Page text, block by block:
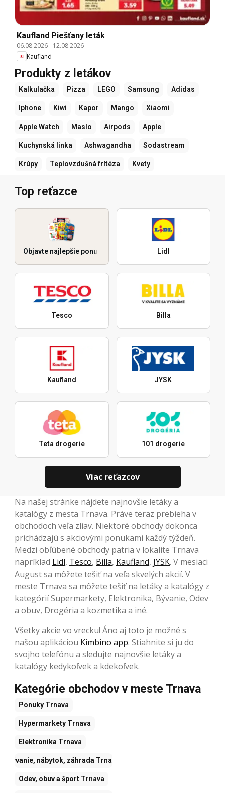
Kaufland Piešťany leták
06.08.2026- 12.08.2026
Kaufland
Produkty z letákov
Kalkulačka Pizza LEGO Samsung Adidas
Iphone Kiwi Kapor Mango Xiaomi
Apple Watch Maslo Airpods Apple
Kuchynská linka Ashwagandha Sodastream
Krúpy Teplovzdušná frítéza Kvety
Top reťazce
Objavte najlepšie ponuky Lidl
Tesco Billa
Kaufland JYSK
Teta drogerie 101 drogerie
Viac reťazcov
Na našej stránke nájdete najnovšie letáky a
katalógy z mesta Trnava. Práve teraz prebieha v
obchodoch veľa zliav. Niektoré obchody dokonca
prichádzajú s akciovými ponukami každý týždeň.
Medzi obľúbené obchody patria v lokalite Trnava
napríklad Lidl, Tesco, Billa, Kaufland, JYSK. V mesiaci
August sa môžete tešiť na veľa skvelých akcií. V
meste Trnava sa môžete tešiť na letáky a katalógy z
kategórií Supermarkety, Elektronika, Bývanie, Odev
a obuv, Drogéria a kozmetika a iné.
Všetky akcie vo vrecku! Áno aj toto je možné s
našou aplikáciou Kimbino app. Stiahnite si ju do
svojho telefónu a sledujte najnovšie letáky a
katalógy kedykoľvek a kdekoľvek.
Kategórie obchodov v meste Trnava
Ponuky Trnava
Hypermarkety Trnava
Elektronika Trnava
Bývanie, nábytok, záhrada Trnava
Odev, obuv a šport Trnava